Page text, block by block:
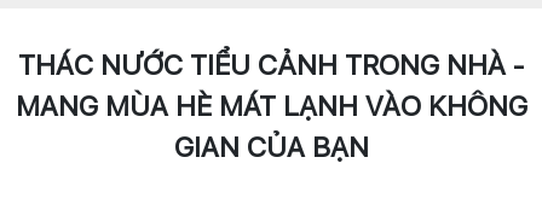
THÁC NƯỚC TIỂU CẢNH TRONG NHÀ -
MANG MÙA HÈ MÁT LẠNH VÀO KHÔNG
GIAN CỦA BẠN